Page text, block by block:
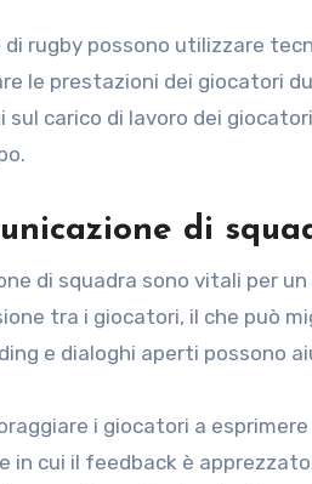
di rugby possono utilizzare
le prestazioni dei giocatori
carico di lavoro dei
di
di squadra sono vitali per
tra i giocatori, il che può
e dialoghi aperti possono
i giocatori a
in cui il feedback è